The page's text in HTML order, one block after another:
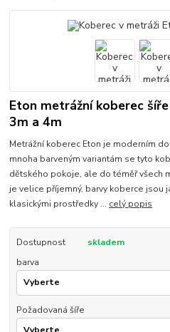
Eton metrážní koberec
3m a 4m
Metrážní koberec Eton je moderním
mnoha barveným variantám se tyto
dětského pokoje, ale do téměř všech
je velice příjemný, barvy koberce jsou
klasickými prostředky ... celý popis
Dostupnost
skladem
barva
Požadovaná šíře